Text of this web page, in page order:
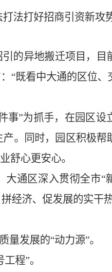
法打好招商引资新攻
的异地搬迁项目，目
“既看中大通的区位
事”为抓手，在园区
。同时，园区积极
舒心更安心。
大通区深入贯彻全市“
经济、促发展的实干
量发展的“动力源”。
工程”。